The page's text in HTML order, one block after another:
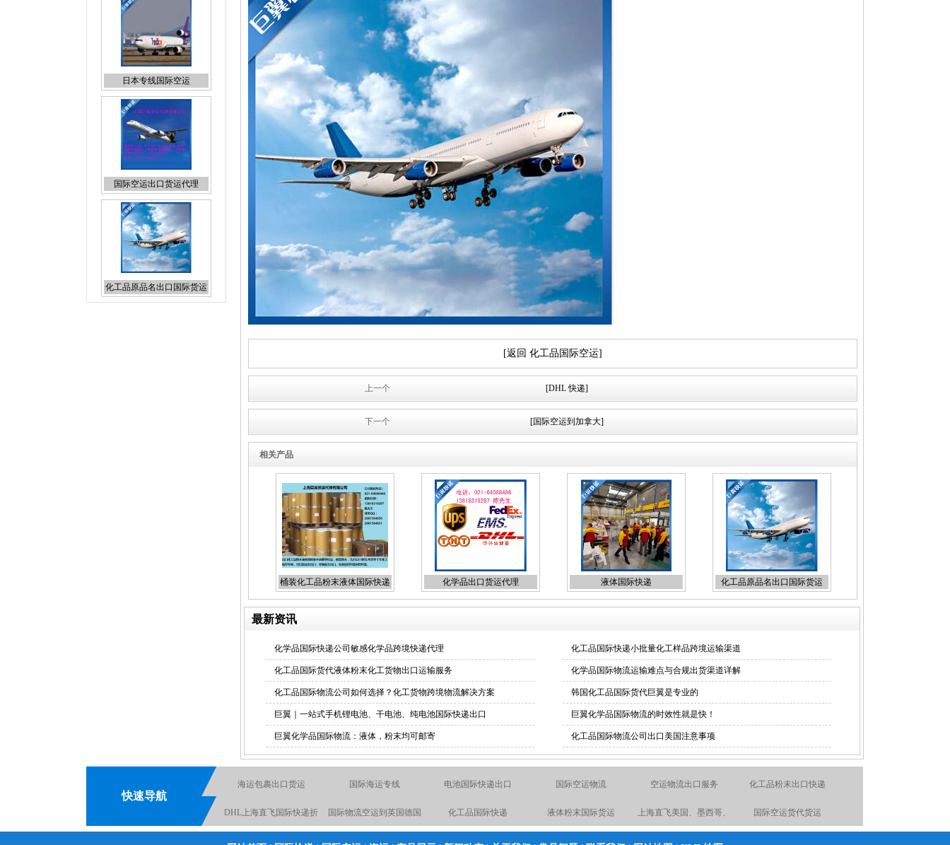
日本专线国际空运
国际空运出口货运代理
化工品原品名出口国际货运
[返回 化工品国际空运]
上一个 [DHL 快递]
下一个 [国际空运到加拿大]
相关产品
桶装化工品粉末液体国际快递
化学品出口货运代理 液体国际快递 化工品原品名出口国际货运
最新资讯
化学品国际快递公司敏感化学品跨境快递代理 化工品国际快递小批量化工样品跨境运输渠道
化工品国际货代液体粉末化工货物出口运输服务 化学品国际物流运输难点与合规出货渠道详解
化工品国际物流公司如何选择？化工货物跨境物流解决方案 韩国化工品国际货代巨翼是专业的
巨翼｜一站式手机锂电池、干电池、纯电池国际快递出口 巨翼化学品国际物流的时效性就是快！
巨翼化学品国际物流：液体，粉末均可邮寄 化工品国际物流公司出口美国注意事项
快速导航
海运包裹出口货运 国际海运专线 电池国际快递出口 国际空运物流 空运物流出口服务 化工品粉末出口快递
DHL上海直飞国际快递折
扣报价
国际物流空运到英国德国 化工品国际快递 液体粉末国际货运 上海直飞美国、墨西哥、
加拿大空运航线
国际空运货代货运